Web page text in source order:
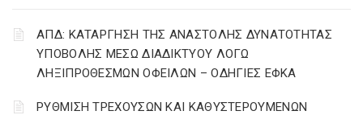
ΑΠΔ: ΚΑΤΑΡΓΗΣΗ ΤΗΣ ΑΝΑΣΤΟΛΗΣ ΔΥΝΑΤΟΤΗΤΑΣ
ΥΠΟΒΟΛΗΣ ΜΕΣΩ ΔΙΑΔΙΚΤΥΟΥ ΛΟΓΩ
ΛΗΞΙΠΡΟΘΕΣΜΩΝ ΟΦΕΙΛΩΝ – ΟΔΗΓΙΕΣ ΕΦΚΑ
ΡΥΘΜΙΣΗ ΤΡΕΧΟΥΣΩΝ ΚΑΙ ΚΑΘΥΣΤΕΡΟΥΜΕΝΩΝ